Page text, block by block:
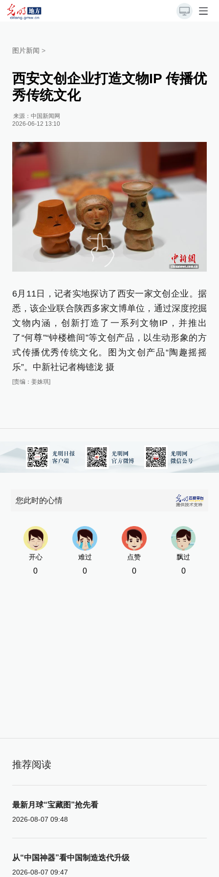
图片新闻 >
西安文创企业打造文物IP 传播优
秀传统文化
来源：中国新闻网
2026-06-12 13:10
6月11日，记者实地探访了西安一家文创企业。据
悉，该企业联合陕西多家文博单位，通过深度挖掘
文物内涵，创新打造了一系列文物IP，并推出
了“何尊”“钟楼檐间”等文创产品，以生动形象的方
式传播优秀传统文化。图为文创产品“陶趣摇摇
乐”。中新社记者梅镱泷 摄
[责编：姜姝琪]
您此时的心情
开心
0
难过
0
点赞
0
飘过
0
推荐阅读
最新月球“宝藏图”抢先看
2026-08-07 09:48
从“中国神器”看中国制造迭代升级
2026-08-07 09:47